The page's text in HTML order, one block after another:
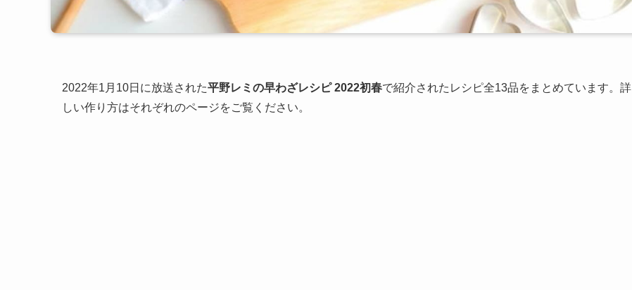
2022年1月10日に放送された平野レミの早わざレシピ 2022初春で紹介されたレシピ全13品をまとめています。詳
しい作り方はそれぞれのページをご覧ください。